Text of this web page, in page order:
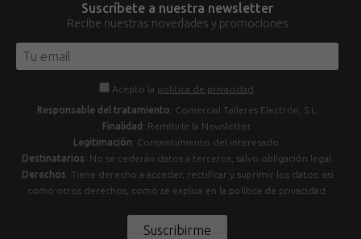
Suscríbete a nuestra newsletter
Recibe nuestras novedades y promociones
Acepto la política de privacidad
Responsable del tratamiento: Comercial Talleres Electrón, S.L.
Finalidad : Remitirle la Newsletter.
Legitimación: Consentimiento del interesado.
Destinatarios: No se cederán datos a terceros, salvo obligación legal.
Derechos: Tiene derecho a acceder, rectificar y suprimir los datos, así
como otros derechos, como se explica en la política de privacidad.
Suscribirme